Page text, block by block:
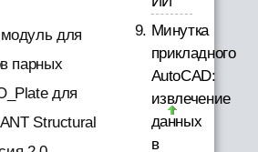
для
парных
для
Structural
Минутка
прикладного
AutoCAD:
извлечение
данных
в